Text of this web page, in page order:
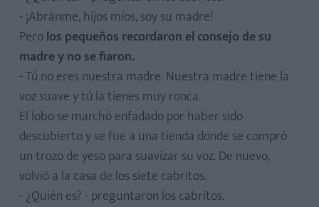
- ¡Abránme, hijos míos, soy su madre!
Perolos pequeños recordaron el consejo de su
madre y no se fiaron.
- Tú no eres nuestra madre. Nuestra madre tiene la
voz suave y tú la tienes muy ronca.
El lobo se marchó enfadado por haber sido
descubierto y se fue a una tienda donde se compró
un trozo de yeso para suavizar su voz. De nuevo,
volvió a la casa de los siete cabritos.
- ¿Quién es? - preguntaron los cabritos.